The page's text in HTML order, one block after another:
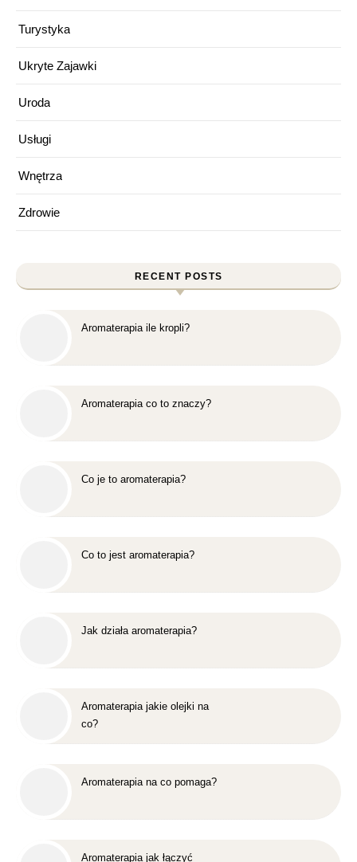
Turystyka
Ukryte Zajawki
Uroda
Usługi
Wnętrza
Zdrowie
RECENT POSTS
Aromaterapia ile kropli?
Aromaterapia co to znaczy?
Co je to aromaterapia?
Co to jest aromaterapia?
Jak działa aromaterapia?
Aromaterapia jakie olejki na
co?
Aromaterapia na co pomaga?
Aromaterapia jak łączyć